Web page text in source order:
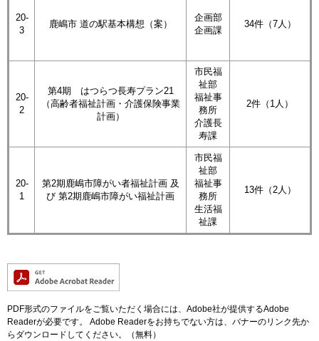
20-
3
鹿嶋市 道の駅基本構想（案）
企画部
企画課
34件（7人）
20-
2
第4期 はつらつ長寿プラン21
（高齢者福祉計画・介護保険事業
計画）
市民福
祉部
福祉事
務所
介護長
寿課
2件（1人）
20-
1
第2期鹿嶋市障がい者福祉計画 及
び 第2期鹿嶋市障がい福祉計画
市民福
祉部
福祉事
務所
生活福
祉課
13件（2人）
PDF形式のファイルをご覧いただく場合には、Adobe社が提供するAdobe
Readerが必要です。
Adobe Readerをお持ちでない方は、バナーのリンク先か
らダウンロードしてください。（無料）